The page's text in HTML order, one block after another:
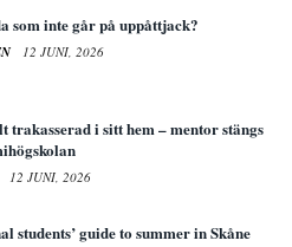
som inte går på uppåttjack?
12 JUNI, 2026
trakasserad i sitt hem – mentor stängs
12 JUNI, 2026
students’ guide to summer in Skåne